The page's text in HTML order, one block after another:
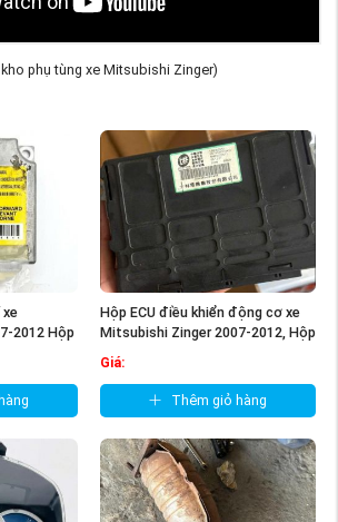
phụ tùng xe Mitsubishi Zinger)
xe
2012 Hộp
Hộp ECU điều khiển động cơ xe
Mitsubishi Zinger 2007-2012, Hộp
Giá:
Thêm giỏ hàng